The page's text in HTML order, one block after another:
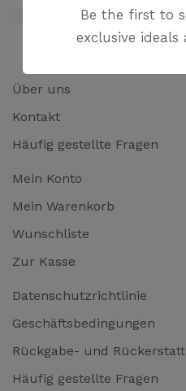
Über uns
Kontakt
Häufig gestellte Fragen
Mein Konto
Mein Warenkorb
Wunschliste
Zur Kasse
Datenschutzrichtlinie
Geschäftsbedingungen
Rückgabe- und
Häufig gestellte Fragen
Be the first to
exclusive